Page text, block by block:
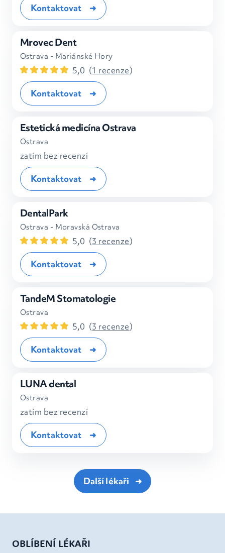
Kontaktovat
Mrovec Dent
Ostrava - Mariánské Hory
5,0 (1 recenze)
Kontaktovat
Estetická medicína Ostrava
Ostrava
zatím bez recenzí
Kontaktovat
DentalPark
Ostrava - Moravská Ostrava
5,0 (3 recenze)
Kontaktovat
TandeM Stomatologie
Ostrava
5,0 (3 recenze)
Kontaktovat
LUNA dental
Ostrava
zatím bez recenzí
Kontaktovat
Další lékaři
OBLÍBENÍ LÉKAŘI